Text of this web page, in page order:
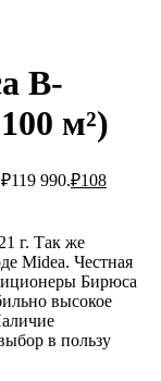
B-
м²)
990.₽108
г. Так же
Midea. Честная
Бирюса
высокое
в пользу